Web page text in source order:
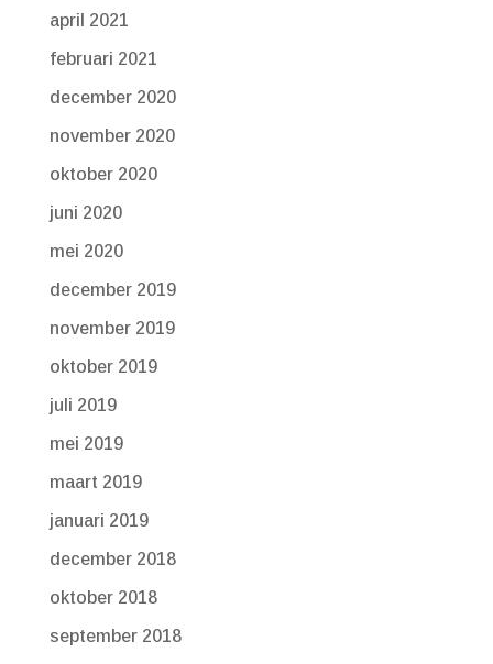
april 2021
februari 2021
december 2020
november 2020
oktober 2020
juni 2020
mei 2020
december 2019
november 2019
oktober 2019
juli 2019
mei 2019
maart 2019
januari 2019
december 2018
oktober 2018
september 2018